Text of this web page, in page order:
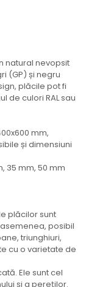
natural nevopsit
(GP) și negru
plăcile pot fi
de culori RAL sau
mm,
și dimensiuni
35 mm, 50 mm
plăcilor sunt
posibil
triunghiuri,
cu o varietate de
Ele sunt cel
și a pereților.